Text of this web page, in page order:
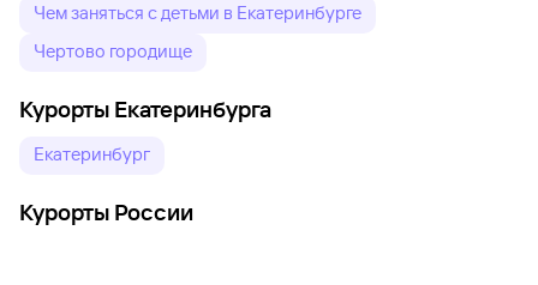
Чем заняться с детьми в Екатеринбурге
Чертово городище
Курорты Екатеринбурга
Екатеринбург
Курорты России